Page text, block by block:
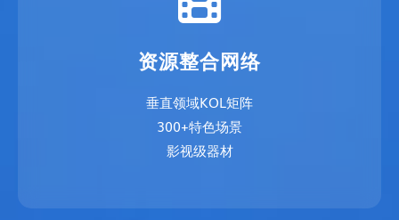
资源整合网络
垂直领域KOL矩阵
300+特色场景
影视级器材